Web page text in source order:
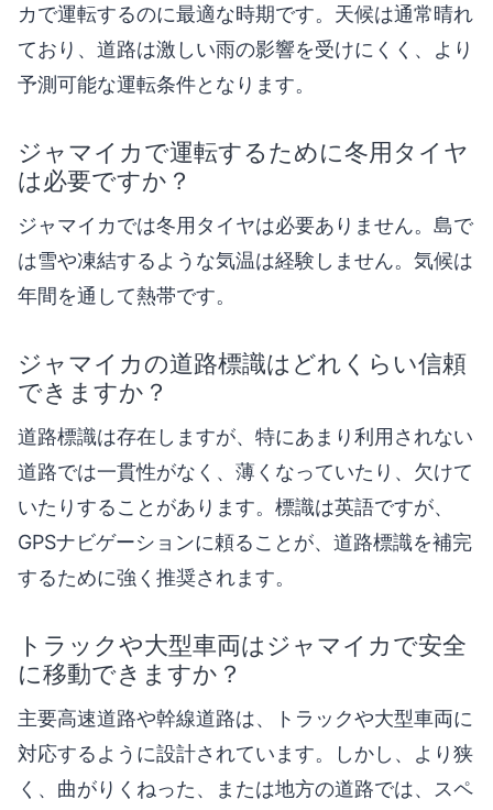
カで運転するのに最適な時期です。天候は通常晴れ
ており、道路は激しい雨の影響を受けにくく、より
予測可能な運転条件となります。
ジャマイカで運転するために冬用タイヤ
は必要ですか？
ジャマイカでは冬用タイヤは必要ありません。島で
は雪や凍結するような気温は経験しません。気候は
年間を通して熱帯です。
ジャマイカの道路標識はどれくらい信頼
できますか？
道路標識は存在しますが、特にあまり利用されない
道路では一貫性がなく、薄くなっていたり、欠けて
いたりすることがあります。標識は英語ですが、
GPSナビゲーションに頼ることが、道路標識を補完
するために強く推奨されます。
トラックや大型車両はジャマイカで安全
に移動できますか？
主要高速道路や幹線道路は、トラックや大型車両に
対応するように設計されています。しかし、より狭
く、曲がりくねった、または地方の道路では、スペ